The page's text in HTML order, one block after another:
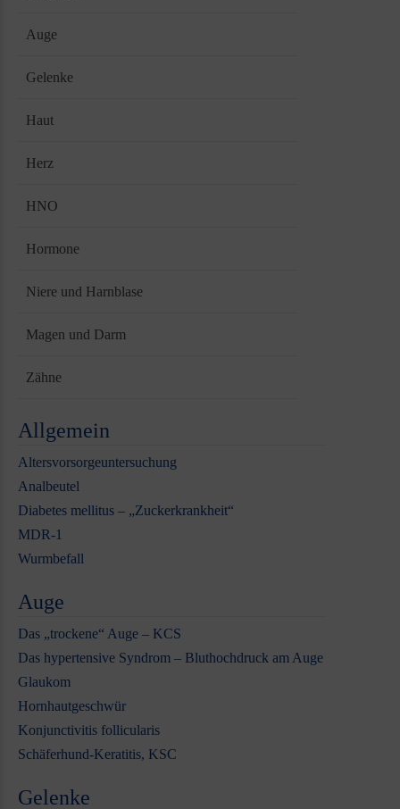
Auge
Gelenke
Haut
Herz
HNO
Hormone
Niere und Harnblase
Magen und Darm
Zähne
Allgemein
Altersvorsorgeuntersuchung
Analbeutel
Diabetes mellitus – „Zuckerkrankheit“
MDR-1
Wurmbefall
Auge
Das „trockene“ Auge – KCS
Das hypertensive Syndrom – Bluthochdruck am Auge
Glaukom
Hornhautgeschwür
Konjunctivitis follicularis
Schäferhund-Keratitis, KSC
Gelenke